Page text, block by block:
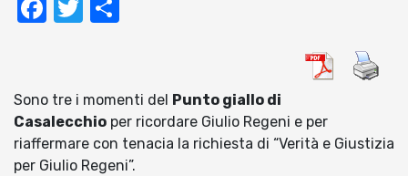
Facebook
Twitter
Sono tre i momenti del Punto giallo di
Casalecchio per ricordare Giulio Regeni e per
riaffermare con tenacia la richiesta di “Verità e Giustizia
per Giulio Regeni”.